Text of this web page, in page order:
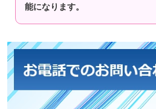
能になります。